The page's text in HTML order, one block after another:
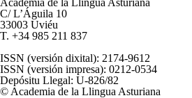
Academia de la Llingua Asturiana
C/ L’Águila 10
33003 Uviéu
T. +34 985 211 837
ISSN (versión dixital): 2174-9612
ISSN (versión impresa): 0212-0534
Depósitu Llegal: U-826/82
© Academia de la Llingua Asturiana